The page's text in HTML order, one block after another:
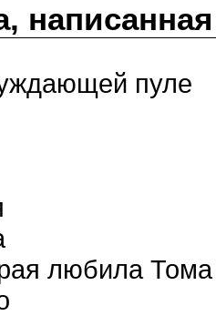
пуле
любила